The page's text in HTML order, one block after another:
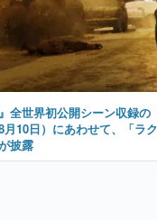
全世界初公開シーン収録の
10日）にあわせて、「ラ
披露